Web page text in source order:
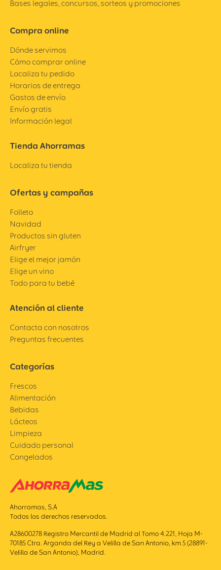
Bases legales, concursos, sorteos y promociones
Compra online
Dónde servimos
Cómo comprar online
Localiza tu pedido
Horarios de entrega
Gastos de envío
Envío gratis
Información legal
Tienda Ahorramas
Localiza tu tienda
Ofertas y campañas
Folleto
Navidad
Productos sin gluten
Airfryer
Elige el mejor jamón
Elige un vino
Todo para tu bebé
Atención al cliente
Contacta con nosotros
Preguntas frecuentes
Categorías
Frescos
Alimentación
Bebidas
Lácteos
Limpieza
Cuidado personal
Congelados
Ahorramas, S.A
Todos los derechos reservados.
A28600278 Registro Mercantil de Madrid al Tomo 4.221, Hoja M-
70185 Ctra. Arganda del Rey a Velilla de San Antonio, km.5 (28891-
Velilla de San Antonio), Madrid.